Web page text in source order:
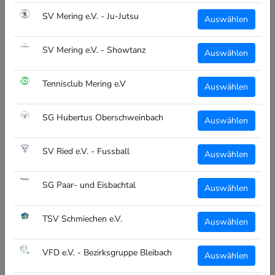
SV Mering e.V. - Ju-Jutsu Auswählen
SV Mering e.V. - Showtanz Auswählen
Tennisclub Mering e.V Auswählen
SG Hubertus Oberschweinbach Auswählen
SV Ried e.V. - Fussball Auswählen
SG Paar- und Eisbachtal Auswählen
TSV Schmiechen e.V. Auswählen
VFD e.V. - Bezirksgruppe Bleibach Auswählen
Teamsportanbieter -> Interesse für einen Shop für deine
Vereine, meld dich einfach bei uns!
ALLGEMEIN
Vereinsübersicht
Kontakt
RECHTLICHES
Impressum
Datenschutz
Widerruf